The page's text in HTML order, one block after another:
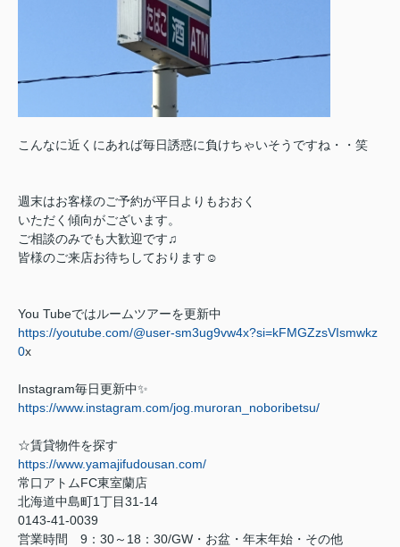
こんなに近くにあれば毎日誘惑に負けちゃいそうですね・・笑
週末はお客様のご予約が平日よりもおおく
いただく傾向がございます。
ご相談のみでも大歓迎です♫
皆様のご来店お待ちしております☺
You Tubeではルームツアーを更新中
https://youtube.com/@user-sm3ug9vw4x?si=kFMGZzsVIsmwkz
0x
Instagram毎日更新中✨
https://www.instagram.com/jog.muroran_noboribetsu/
☆賃貸物件を探す
https://www.yamajifudousan.com/
常口アトムFC東室蘭店
北海道中島町1丁目31-14
0143-41-0039
営業時間 9 ： 30～ 18 ： 30/GW ・お盆・年末年始・その他